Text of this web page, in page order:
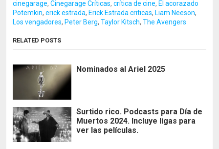
cinegarage,Cinegarage Críticas,crítica de cine, El acorazado
Potemkin,erick estrada, Erick Estrada criticas, Liam Neeson,
Los vengadores, Peter Berg,Taylor Kitsch,The Avengers
RELATED POSTS
Nominados al Ariel 2025
Surtido rico. Podcasts para Día de
Muertos 2024. Incluye ligas para
ver las películas.